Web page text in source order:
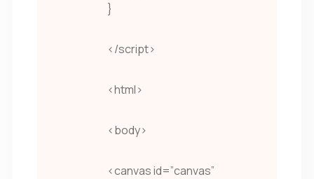
}
</script>
<html>
<body>
<canvas id=”canvas”